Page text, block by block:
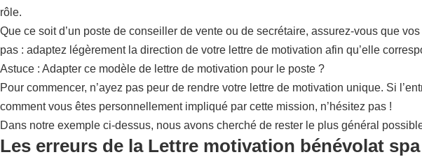
rôle.
Que ce soit d’un poste de conseiller de vente ou de secrétaire, assurez-vous que
pas : adaptez légèrement la direction de votre lettre de motivation afin qu’elle
Astuce : Adapter ce modèle de lettre de motivation pour le poste ?
Pour commencer, n’ayez pas peur de rendre votre lettre de motivation unique. Si
comment vous êtes personnellement impliqué par cette mission, n’hésitez pas !
Dans notre exemple ci-dessus, nous avons cherché de rester le plus général
Les erreurs de la Lettre motivation bénévolat